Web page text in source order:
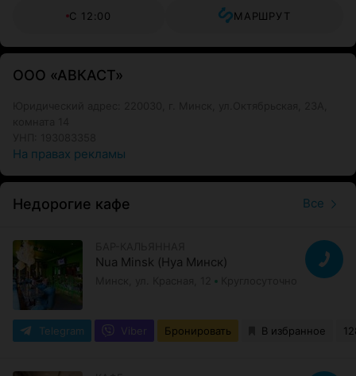
С 12:00 МАРШРУТ
ООО «АВКАСТ»
На правах рекламы
Недорогие кафе Все
Nua Minsk (Нуа Минск)
Telegram Viber Бронировать В избранное